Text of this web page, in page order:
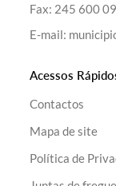
Fax: 245 600
E-mail:
Acessos
Contactos
Mapa de site
Política de